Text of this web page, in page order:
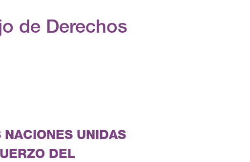
de Derechos
UNIDAS
DEL